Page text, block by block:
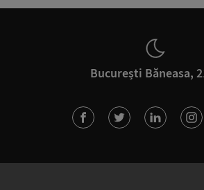
București Băneasa,